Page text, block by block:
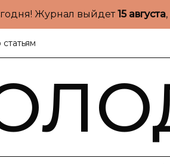
Журнал выйдет15 августа